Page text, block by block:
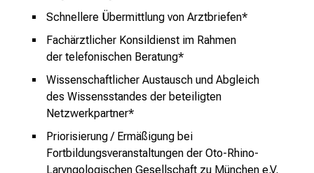
Schnellere Übermittlung von Arztbriefen*
Fachärztlicher Konsildienst im Rahmen
der telefonischen Beratung*
Wissenschaftlicher Austausch und Abgleich
des Wissensstandes der beteiligten
Netzwerkpartner*
Priorisierung / Ermäßigung bei
Fortbildungsveranstaltungen der Oto-Rhino-
Laryngologischen Gesellschaft zu München e.V.